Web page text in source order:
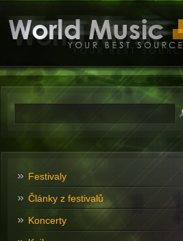
Festivaly
Články z festivalů
Koncerty